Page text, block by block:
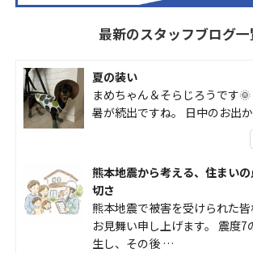
最新のスタッフブログ一
夏の装い
まめちゃん＆そらじろうです
暑が続出ですね。 日中のお出
熊本地震から考える、住まい
切さ
熊本地震で被害を受けられた
お見舞い申し上げます。 震度
生し、その後 …